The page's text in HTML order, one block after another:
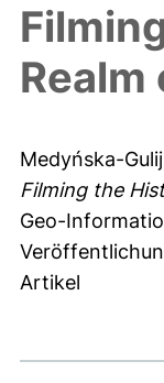
Realm
Medyńska-
Filming the
Geo-
Artikel